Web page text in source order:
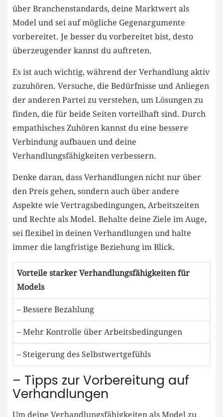
‌über⁢ Branchenstandards, deine Marktwert ‌als
Model und sei auf mögliche‌ Gegenargumente
vorbereitet. Je besser ‍du vorbereitet bist, desto
überzeugender kannst du auftreten.
Es ist auch ⁣wichtig, während der Verhandlung aktiv
zuzuhören. Versuche, die Bedürfnisse und Anliegen
der anderen Partei zu verstehen, ⁢um Lösungen zu
finden, die für⁤ beide ⁣Seiten vorteilhaft ​sind. Durch
empathisches Zuhören kannst du eine bessere⁤
Verbindung ⁤aufbauen und deine
Verhandlungsfähigkeiten‌ verbessern.
Denke daran, dass⁣ Verhandlungen nicht nur über
⁢den Preis gehen, sondern auch ⁣über andere⁤
Aspekte​ wie Vertragsbedingungen, Arbeitszeiten
und ‌Rechte ‍als Model.⁣ Behalte deine Ziele ⁤im Auge,​
sei flexibel in deinen Verhandlungen ‌und halte
immer die⁤ langfristige Beziehung ⁣im Blick.
Vorteile starker Verhandlungsfähigkeiten für
Models
– Bessere Bezahlung
– Mehr Kontrolle über Arbeitsbedingungen
– Steigerung des Selbstwertgefühls
– ⁣Tipps⁣ zur Vorbereitung auf
Verhandlungen
Um deine Verhandlungsfähigkeiten als Model zu​